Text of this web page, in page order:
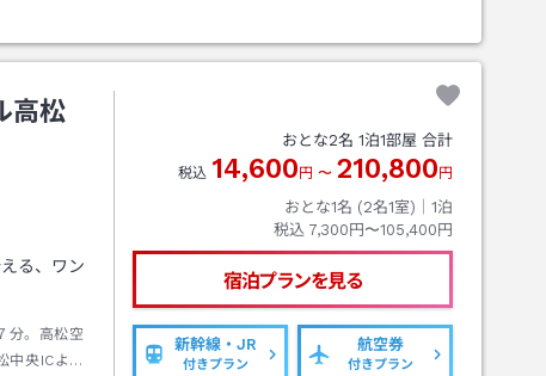
高松
る、ワン
分。高松空
中央ICより
おとな2名 1泊1部屋 合計
税込 14,600 円 〜 210,800 円
おとな1名 (2名1室)｜ 1泊
税込 7,300円〜105,400円
宿泊プランを見る
新幹線・JR
付きプラン
航空券
付きプラン